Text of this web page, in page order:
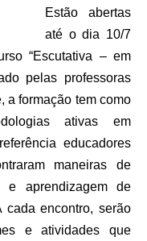
Estão abertas
até o dia 10/7
“Escutativa – em
pelas professoras
a formação tem como
ativas em
educadores
maneiras de
aprendizagem de
cada encontro, serão
e atividades que